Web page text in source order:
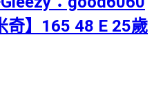
奇】165 48 E 25歲